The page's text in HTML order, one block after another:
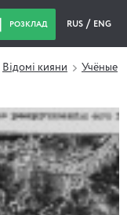
РОЗКЛАД RUS ENG
Відомі кияни
Учёные